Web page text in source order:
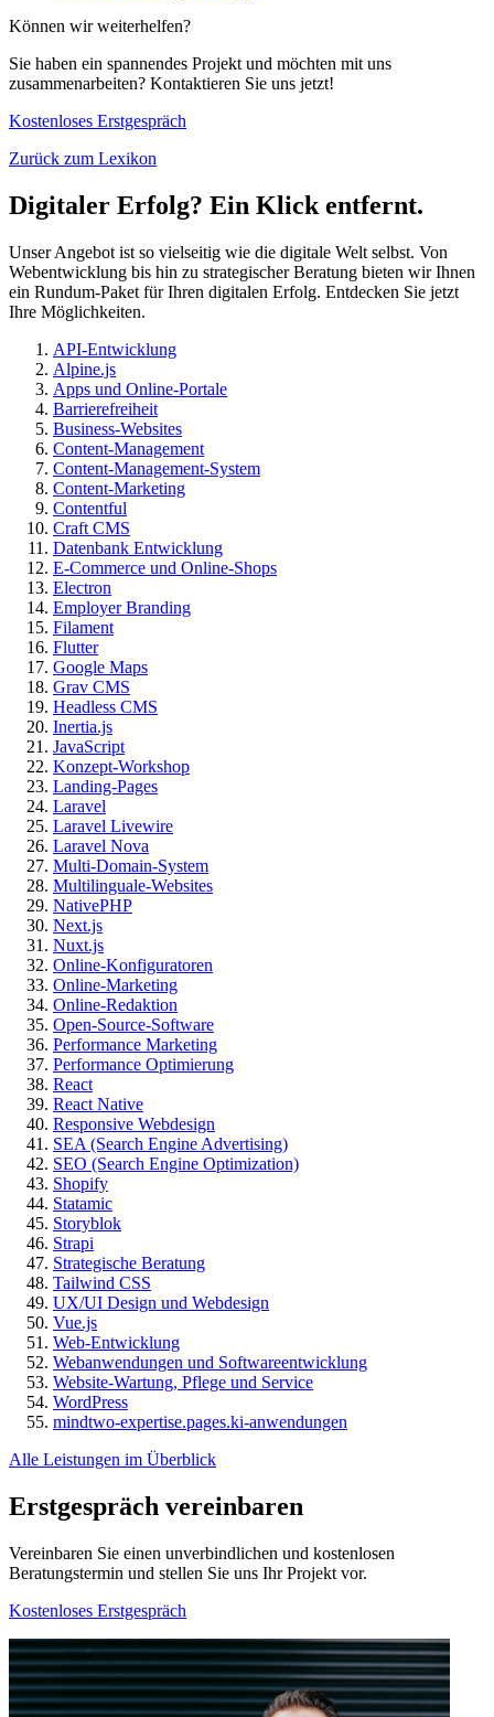
Können wir weiterhelfen?
Sie haben ein spannendes Projekt und möchten mit uns
zusammenarbeiten? Kontaktieren Sie uns jetzt!
Kostenloses Erstgespräch
Zurück zum Lexikon
Digitaler Erfolg? Ein Klick entfernt.
Unser Angebot ist so vielseitig wie die digitale Welt selbst. Von
Webentwicklung bis hin zu strategischer Beratung bieten wir Ihnen
ein Rundum-Paket für Ihren digitalen Erfolg. Entdecken Sie jetzt
Ihre Möglichkeiten.
API-Entwicklung
Alpine.js
Apps und Online-Portale
Barrierefreiheit
Business-Websites
Content-Management
Content-Management-System
Content-Marketing
Contentful
Craft CMS
Datenbank Entwicklung
E-Commerce und Online-Shops
Electron
Employer Branding
Filament
Flutter
Google Maps
Grav CMS
Headless CMS
Inertia.js
JavaScript
Konzept-Workshop
Landing-Pages
Laravel
Laravel Livewire
Laravel Nova
Multi-Domain-System
Multilinguale-Websites
NativePHP
Next.js
Nuxt.js
Online-Konfiguratoren
Online-Marketing
Online-Redaktion
Open-Source-Software
Performance Marketing
Performance Optimierung
React
React Native
Responsive Webdesign
SEA (Search Engine Advertising)
SEO (Search Engine Optimization)
Shopify
Statamic
Storyblok
Strapi
Strategische Beratung
Tailwind CSS
UX/UI Design und Webdesign
Vue.js
Web-Entwicklung
Webanwendungen und Softwareentwicklung
Website-Wartung, Pflege und Service
WordPress
mindtwo-expertise.pages.ki-anwendungen
Alle Leistungen im Überblick
Erstgespräch vereinbaren
Vereinbaren Sie einen unverbindlichen und kostenlosen
Beratungstermin und stellen Sie uns Ihr Projekt vor.
Kostenloses Erstgespräch